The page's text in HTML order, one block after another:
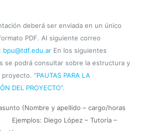
deberá ser enviada en un único
PDF. Al siguiente correo
bpu@tdf.edu.arEn los siguientes
se podrá consultar sobre la estructura y
proyecto. “PAUTAS PARA LA
DEL PROYECTO”.
(Nombre y apellido – cargo/horas
Diego López – Tutoría –